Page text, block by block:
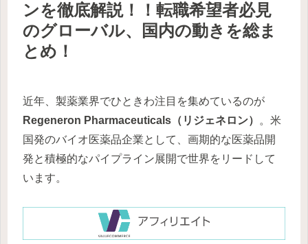
ンを徹底解説！！転職希望者必見
のグローバル、国内の動きを総ま
とめ！
近年、製薬業界でひときわ注目を集めているのが
Regeneron Pharmaceuticals（リジェネロン）
。米
国発のバイオ医薬品企業として、画期的な医薬品開
発と積極的なパイプライン展開で世界をリードして
います。